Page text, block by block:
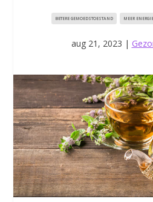
BETERE GEMOEDSTOESTAND MEER ENERGIE
aug 21, 2023 |